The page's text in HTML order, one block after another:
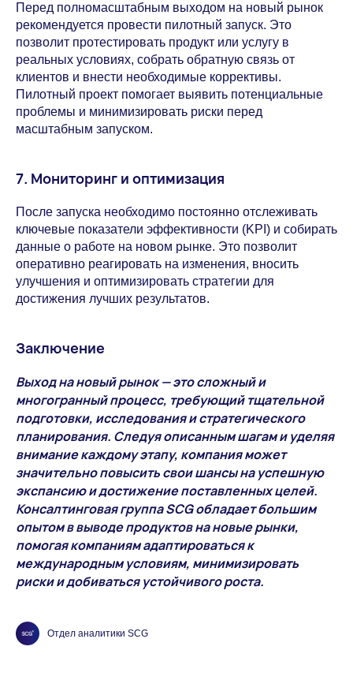
Перед полномасштабным выходом на новый рынок
рекомендуется провести пилотный запуск. Это
позволит протестировать продукт или услугу в
реальных условиях, собрать обратную связь от
клиентов и внести необходимые коррективы.
Пилотный проект помогает выявить потенциальные
проблемы и минимизировать риски перед
масштабным запуском.
7. Мониторинг и оптимизация
После запуска необходимо постоянно отслеживать
ключевые показатели эффективности (KPI) и собирать
данные о работе на новом рынке. Это позволит
оперативно реагировать на изменения, вносить
улучшения и оптимизировать стратегии для
достижения лучших результатов.
Заключение
Выход на новый рынок — это сложный и
многогранный процесс, требующий тщательной
подготовки, исследования и стратегического
планирования. Следуя описанным шагам и уделяя
внимание каждому этапу, компания может
значительно повысить свои шансы на успешную
экспансию и достижение поставленных целей.
Консалтинговая группа SCG обладает большим
опытом в выводе продуктов на новые рынки,
помогая компаниям адаптироваться к
международным условиям, минимизировать
риски и добиваться устойчивого роста.
Отдел аналитики SCG